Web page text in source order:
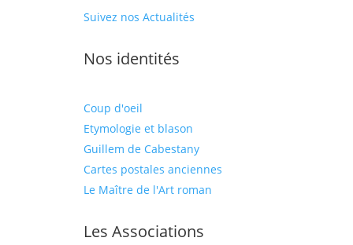
Suivez nos Actualités
Nos identités
Coup d'oeil
Etymologie et blason
Guillem de Cabestany
Cartes postales anciennes
Le Maître de l'Art roman
Les Associations